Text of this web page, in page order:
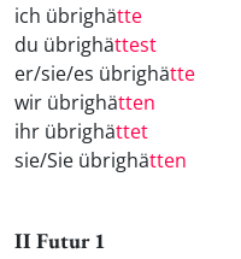
ich übrighätte
du übrighättest
er/sie/es übrighätte
wir übrighätten
ihr übrighättet
sie/Sie übrighätten
II Futur 1